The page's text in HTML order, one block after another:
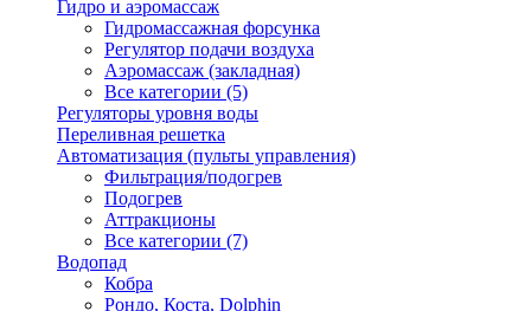
Гидро и аэромассаж
Гидромассажная форсунка
Регулятор подачи воздуха
Аэромассаж (закладная)
Все категории (5)
Регуляторы уровня воды
Переливная решетка
Автоматизация (пульты управления)
Фильтрация/подогрев
Подогрев
Аттракционы
Все категории (7)
Водопад
Кобра
Рондо, Коста, Dolphin